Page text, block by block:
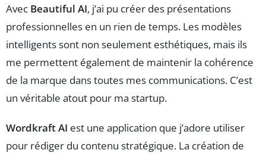
Avec Beautiful AI, j’ai pu créer des présentations
professionnelles en un rien de temps. Les modèles
intelligents sont non seulement esthétiques, mais ils
me permettent également de maintenir la cohérence
de la marque dans toutes mes communications. C’est
un véritable atout pour ma startup.
Wordkraft AI est une application que j’adore utiliser
pour rédiger du contenu stratégique. La création de